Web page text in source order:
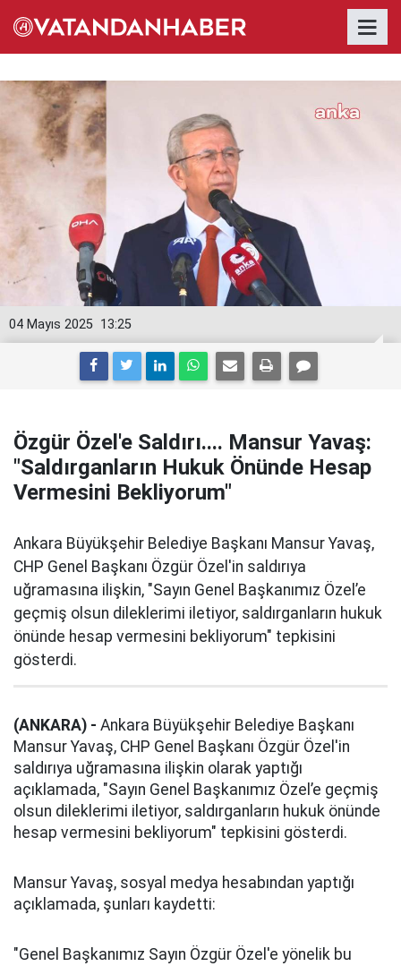
13:25
04 Mayıs 2025
Özgür Özel'e Saldırı.... Mansur Yavaş:
"Saldırganların Hukuk Önünde Hesap
Vermesini Bekliyorum"
Ankara Büyükşehir Belediye Başkanı Mansur Yavaş,
CHP Genel Başkanı Özgür Özel'in saldırıya
uğramasına ilişkin, "Sayın Genel Başkanımız Özel’e
geçmiş olsun dileklerimi iletiyor, saldırganların hukuk
önünde hesap vermesini bekliyorum" tepkisini
gösterdi.
(ANKARA) - Ankara Büyükşehir Belediye Başkanı
Mansur Yavaş, CHP Genel Başkanı Özgür Özel'in
saldırıya uğramasına ilişkin olarak yaptığı
açıklamada, "Sayın Genel Başkanımız Özel’e geçmiş
olsun dileklerimi iletiyor, saldırganların hukuk önünde
hesap vermesini bekliyorum" tepkisini gösterdi.
Mansur Yavaş, sosyal medya hesabından yaptığı
açıklamada, şunları kaydetti:
"Genel Başkanımız Sayın Özgür Özel'e yönelik bu